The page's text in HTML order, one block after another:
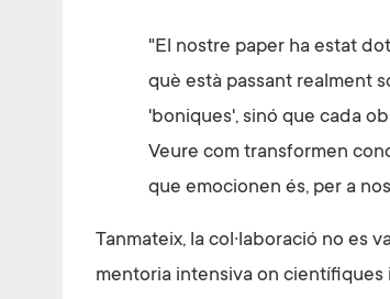
"El nostre paper ha estat
què està passant realment
'boniques', sinó que cada
Veure com transformen
que emocionen és, per a
Tanmateix, la col·laboració no es
mentoria intensiva on